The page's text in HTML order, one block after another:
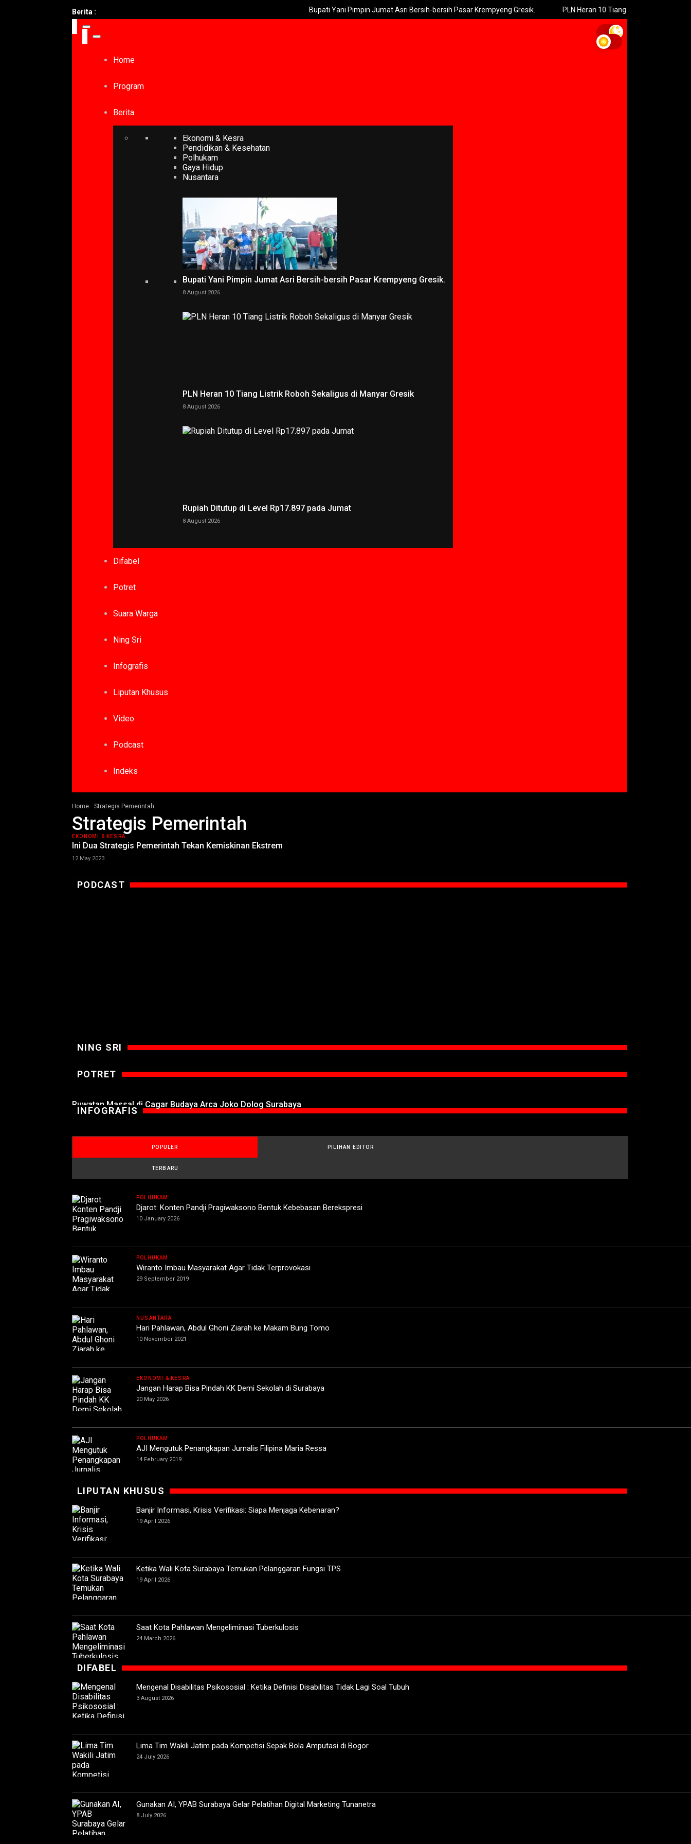
Berita : Bupati Yani Pimpin Jumat Asri Bersih-bersih Pasar Krempyeng Gresik. PLN Heran 10 Tiang Listrik Roboh Sekaligus di
Home
Program
Berita
Ekonomi & Kesra
Pendidikan & Kesehatan
Polhukam
Gaya Hidup
Nusantara
Bupati Yani Pimpin Jumat Asri Bersih-bersih Pasar Krempyeng Gresik.
8 August 2026
PLN Heran 10 Tiang Listrik Roboh Sekaligus di Manyar Gresik
8 August 2026
Rupiah Ditutup di Level Rp17.897 pada Jumat
8 August 2026
Difabel
Potret
Suara Warga
Ning Sri
Infografis
Liputan Khusus
Video
Podcast
Indeks
Home Strategis Pemerintah
Strategis Pemerintah
EKONOMI & KESRA
Ini Dua Strategis Pemerintah Tekan Kemiskinan Ekstrem
12 May 2023
PODCAST
NING SRI
POTRET
Ruwatan Massal di Cagar Budaya Arca Joko Dolog Surabaya
INFOGRAFIS
POPULER PILIHAN EDITOR
TERBARU
POLHUKAM
Djarot: Konten Pandji Pragiwaksono Bentuk Kebebasan Berekspresi
10 January 2026
POLHUKAM
Wiranto Imbau Masyarakat Agar Tidak Terprovokasi
29 September 2019
NUSANTARA
Hari Pahlawan, Abdul Ghoni Ziarah ke Makam Bung Tomo
10 November 2021
EKONOMI & KESRA
Jangan Harap Bisa Pindah KK Demi Sekolah di Surabaya
20 May 2026
POLHUKAM
AJI Mengutuk Penangkapan Jurnalis Filipina Maria Ressa
14 February 2019
LIPUTAN KHUSUS
Banjir Informasi, Krisis Verifikasi: Siapa Menjaga Kebenaran?
19 April 2026
Ketika Wali Kota Surabaya Temukan Pelanggaran Fungsi TPS
19 April 2026
Saat Kota Pahlawan Mengeliminasi Tuberkulosis
24 March 2026
DIFABEL
Mengenal Disabilitas Psikososial : Ketika Definisi Disabilitas Tidak Lagi Soal Tubuh
3 August 2026
Lima Tim Wakili Jatim pada Kompetisi Sepak Bola Amputasi di Bogor
24 July 2026
Gunakan AI, YPAB Surabaya Gelar Pelatihan Digital Marketing Tunanetra
8 July 2026